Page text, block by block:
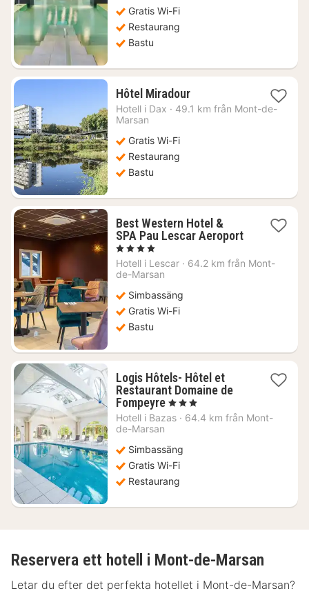
Gratis Wi-Fi
Restaurang
Bastu
Hôtel Miradour1
natt
Hotell i Dax · 49.1 km från Mont-de-
Marsan
Gratis Wi-Fi
Restaurang
Bastu
Best Western Hotel &
SPA Pau Lescar Aeroport
1
natt
från
kr.
, 4 Stjärnor
Hotell i Lescar · 64.2 km från Mont-
de-Marsan
Simbassäng
Gratis Wi-Fi
Bastu
Logis Hôtels- Hôtel et
Restaurant Domaine de
Fompeyre1
natt
kr.
, 3 Stjärnor
Hotell i Bazas · 64.4 km från Mont-
de-Marsan
Simbassäng
Gratis Wi-Fi
Restaurang
Reservera ett hotell i Mont-de-Marsan
Letar du efter det perfekta hotellet i Mont-de-Marsan?